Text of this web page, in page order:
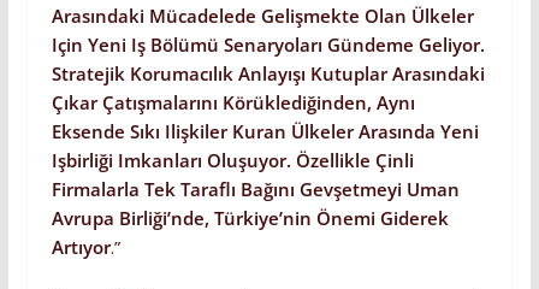
Arasındaki Mücadelede Gelişmekte Olan Ülkeler
Için Yeni Iş Bölümü Senaryoları Gündeme Geliyor.
Stratejik Korumacılık Anlayışı Kutuplar Arasındaki
Çıkar Çatışmalarını Körüklediğinden, Aynı
Eksende Sıkı Ilişkiler Kuran Ülkeler Arasında Yeni
Işbirliği Imkanları Oluşuyor. Özellikle Çinli
Firmalarla Tek Taraflı Bağını Gevşetmeyi Uman
Avrupa Birliği’nde, Türkiye’nin Önemi Giderek
Artıyor.”